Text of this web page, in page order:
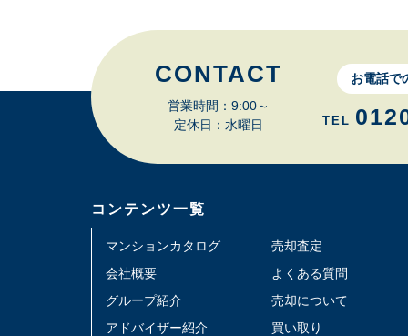
CONTACT
営業時間：9:00～
定休日：水曜日
お電話で
TEL
コンテンツ一覧
マンションカタログ
会社概要
グループ紹介
アドバイザー紹介
売却査定
よくある質問
売却について
買い取り